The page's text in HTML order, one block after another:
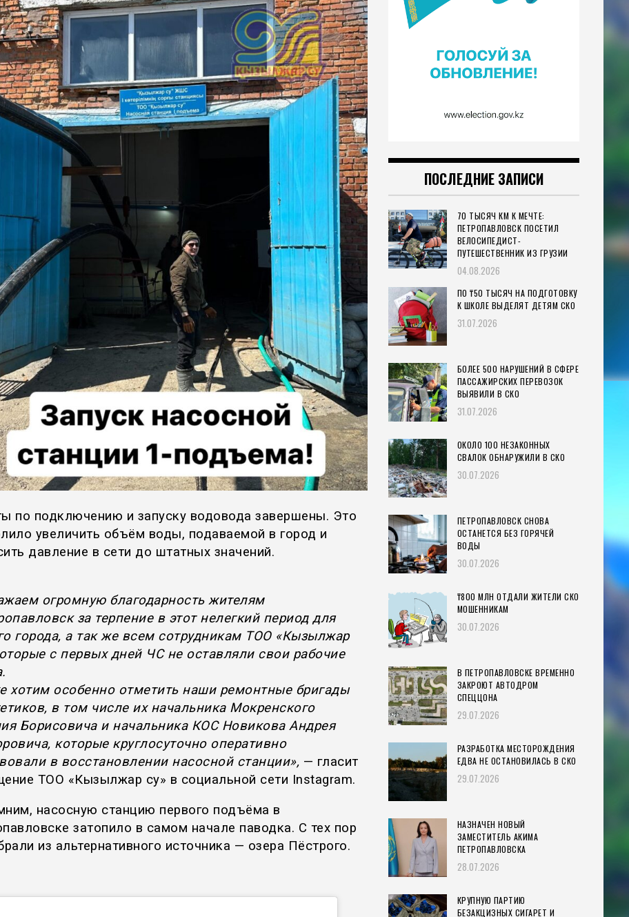
по подключению и запуску водовода завершены. Это
увеличить объём воды, подаваемой в город и
давление в сети до штатных значений.
огромную благодарность жителям
за терпение в этот нелегкий период для
города, а так же всем сотрудникам ТОО «Кызылжар
с первых дней ЧС не оставляли свои рабочие
хотим особенно отметить наши ремонтные бригады
в том числе их начальника Мокренского
Борисовича и начальника КОС Новикова Андрея
которые круглосуточно оперативно
в восстановлении насосной станции», — гласит
ТОО «Кызылжар су» в социальной сети Instagram.
насосную станцию первого подъёма в
затопило в самом начале паводка. С тех пор
из альтернативного источника — озера Пёстрого.
ПОСЛЕДНИЕ ЗАПИСИ
70 ТЫСЯЧ КМ К МЕЧТЕ:
ПЕТРОПАВЛОВСК ПОСЕТИЛ
ВЕЛОСИПЕДИСТ-
ПУТЕШЕСТВЕННИК ИЗ ГРУЗИИ
04.08.2026
ПО ₸50 ТЫСЯЧ НА ПОДГОТОВКУ
К ШКОЛЕ ВЫДЕЛЯТ ДЕТЯМ СКО
31.07.2026
БОЛЕЕ 500 НАРУШЕНИЙ В СФЕРЕ
ПАССАЖИРСКИХ ПЕРЕВОЗОК
ВЫЯВИЛИ В СКО
31.07.2026
ОКОЛО 100 НЕЗАКОННЫХ
СВАЛОК ОБНАРУЖИЛИ В СКО
30.07.2026
ПЕТРОПАВЛОВСК СНОВА
ОСТАНЕТСЯ БЕЗ ГОРЯЧЕЙ
ВОДЫ
30.07.2026
₸800 МЛН ОТДАЛИ ЖИТЕЛИ СКО
МОШЕННИКАМ
30.07.2026
В ПЕТРОПАВЛОВСКЕ ВРЕМЕННО
ЗАКРОЮТ АВТОДРОМ
СПЕЦЦОНА
29.07.2026
РАЗРАБОТКА МЕСТОРОЖДЕНИЯ
ЕДВА НЕ ОСТАНОВИЛАСЬ В СКО
29.07.2026
НАЗНАЧЕН НОВЫЙ
ЗАМЕСТИТЕЛЬ АКИМА
ПЕТРОПАВЛОВСКА
28.07.2026
КРУПНУЮ ПАРТИЮ
БЕЗАКЦИЗНЫХ СИГАРЕТ И